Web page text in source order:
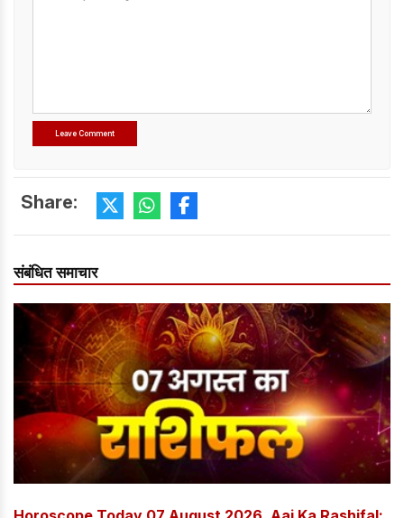
Share:
संबंधित समाचार